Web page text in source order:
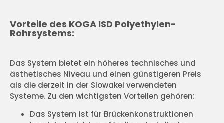
Vorteile des KOGA ISD Polyethylen-
Rohrsystems:
Das System bietet ein höheres technisches und
ästhetisches Niveau und einen günstigeren Preis
als die derzeit in der Slowakei verwendeten
Systeme. Zu den wichtigsten Vorteilen gehören:
Das System ist für Brückenkonstruktionen